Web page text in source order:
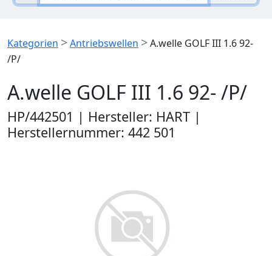
Kategorien >Antriebswellen >A.welle GOLF III 1.6 92-
/P/
A.welle GOLF III 1.6 92- /P/
HP/442501 | Hersteller: HART |
Herstellernummer: 442 501